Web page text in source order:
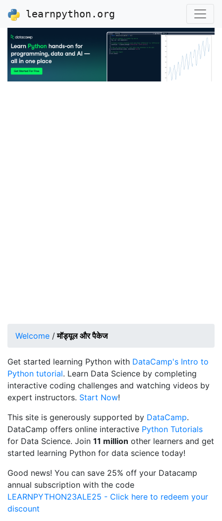
learnpython.org
Welcome / मॉड्यूल और पैकेज
Get started learning Python with DataCamp's Intro to
Python tutorial. Learn Data Science by completing
interactive coding challenges and watching videos by
expert instructors. Start Now!
This site is generously supported by DataCamp.
DataCamp offers online interactive Python Tutorials
for Data Science. Join 11 million other learners and get
started learning Python for data science today!
Good news! You can save 25% off your Datacamp
annual subscription with the code
LEARNPYTHON23ALE25 - Click here to redeem your
discount